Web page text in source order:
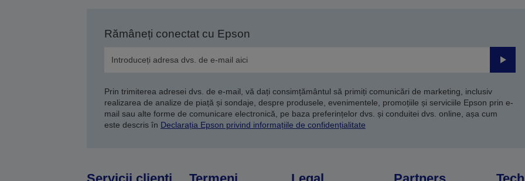
Rămâneți conectat cu Epson
Prin trimiterea adresei dvs. de e-mail, vă dați consimțământul să primiți comunicări de marketing, inclusiv
realizarea de analize de piață și sondaje, despre produsele, evenimentele, promoțiile și serviciile Epson prin e-
mail sau alte forme de comunicare electronică, pe baza preferințelor dvs. și conduitei dvs. online, așa cum
este descris în Declarația Epson privind informațiile de confidențialitate